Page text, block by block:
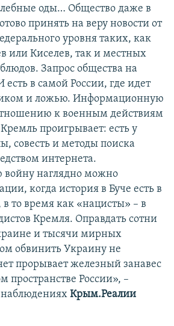
оды… Общество даже в
принять на веру новости от
уровня таких, как
или Киселев, так и местных
Запрос общества на
в самой России, где идет
и ложью. Информационную
к военным действиям
проигрывает: есть у
совесть и методы поиска
интернета.
наглядно можно
когда история в Буче есть в
в то время как «нацисты» – в
Кремля. Оправдать сотни
и тысячи мирных
обвинить Украину не
прорывает железный занавес
России», –
наблюдениях Крым.Реалии